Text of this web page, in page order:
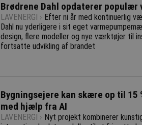
Brødrene Dahl opdaterer populær
LAVENERGI › Efter ni år med kontinuerlig
Dahl nu yderligere i sit eget
design, flere modeller og nye værktøjer til
fortsatte udvikling af brandet
Bygningsejere kan skære op til
med hjælp fra AI
LAVENERGI › Nyt projekt kombinerer